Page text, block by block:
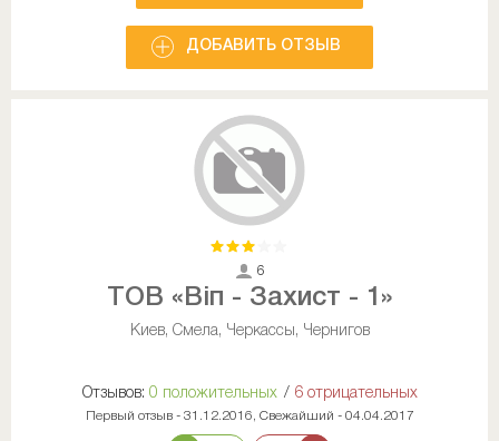
ДОБАВИТЬ ОТЗЫВ
6
ТОВ «Віп - Захист - 1»
Киев, Смела, Черкассы, Чернигов
Отзывов: 0 положительных / 6 отрицательных
Первый отзыв - 31.12.2016, Свежайший - 04.04.2017